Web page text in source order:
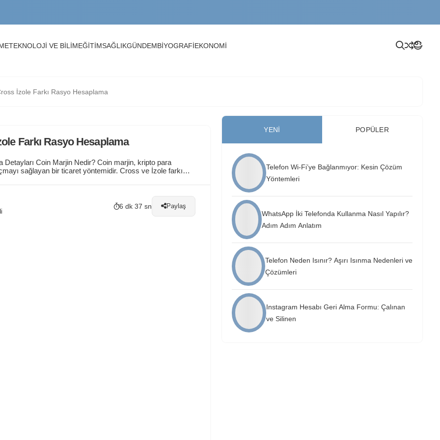
TEKNOLOJİ VE BİLİMEĞİTİMSAĞLIKGÜNDEMBİYOGRAFİEKONOMİ
İzole Farkı Rasyo Hesaplama
Farkı Rasyo Hesaplama
Coin Marjin Nedir? Coin marjin, kripto para
sağlayan bir ticaret yöntemidir. Cross ve İzole farkı
6 dk 37 sn Paylaş
YENI POPÜLER
Telefon Wi-Fi’ye Bağlanmıyor: Kesin Çözüm
Yöntemleri
WhatsApp İki Telefonda Kullanma Nasıl Yapılır?
Adım Adım Anlatım
Telefon Neden Isınır? Aşırı Isınma Nedenleri ve
Çözümleri
Instagram Hesabı Geri Alma Formu: Çalınan
ve Silinen